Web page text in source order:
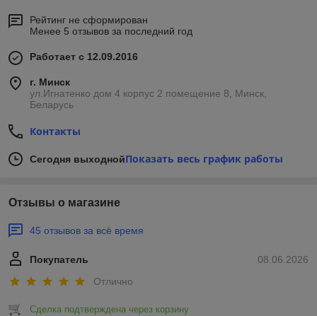
Рейтинг не сформирован
Менее 5 отзывов за последний год
Работает с 12.09.2016
г. Минск
ул.Игнатенко дом 4 корпус 2 помещение 8, Минск,
Беларусь
Контакты
Сегодня выходнойПоказать весь график работы
Отзывы о магазине
45 отзывов за всё время
08.06.2026
Покупатель
Отлично
Сделка подтверждена через корзину